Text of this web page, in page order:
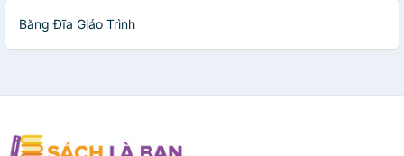
Băng Đĩa Giáo Trình